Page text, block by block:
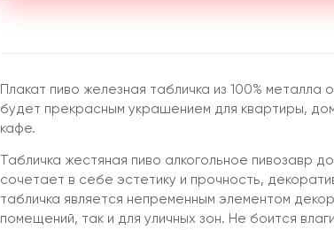
Плакат пиво железная табличка из 100%
будет прекрасным украшением для квартиры,
кафе.
Табличка жестяная пиво алкогольное пивозавр
сочетает в себе эстетику и прочность,
табличка является непременным элементом
помещений, так и для уличных зон. Не боится